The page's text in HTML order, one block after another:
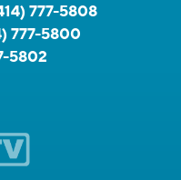
777-5808
777-5800
5802